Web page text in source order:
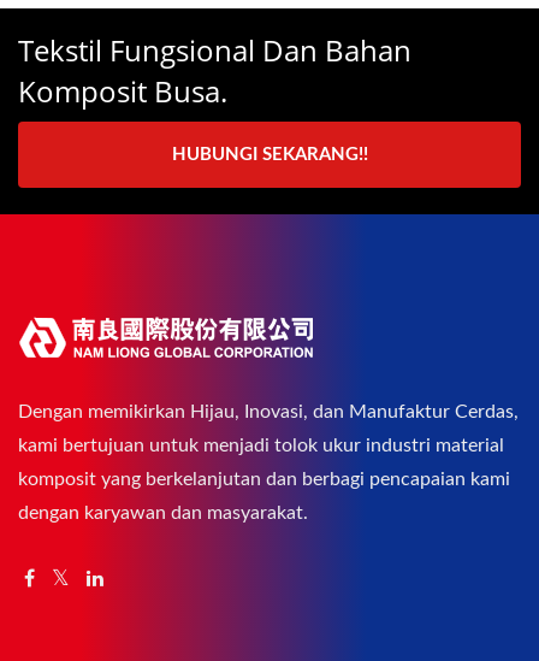
Tekstil Fungsional Dan Bahan
Komposit Busa.
HUBUNGI SEKARANG!!
Dengan memikirkan Hijau, Inovasi, dan Manufaktur Cerdas,
kami bertujuan untuk menjadi tolok ukur industri material
komposit yang berkelanjutan dan berbagi pencapaian kami
dengan karyawan dan masyarakat.